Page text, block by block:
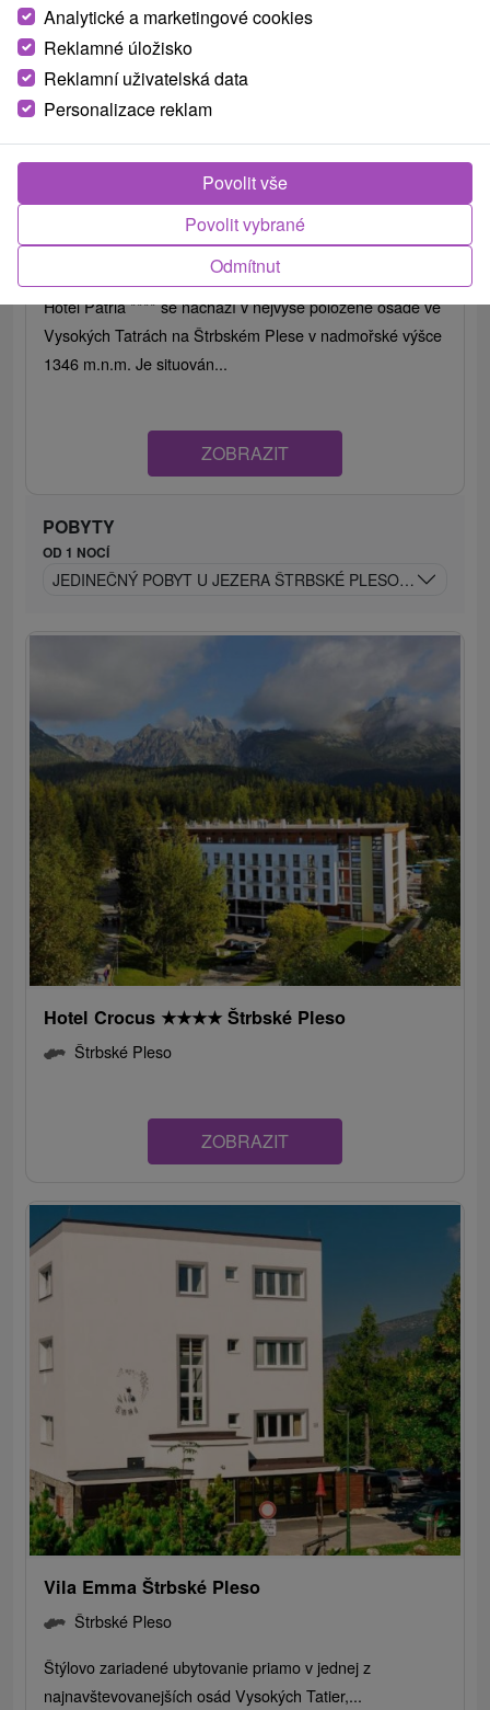
Hotel Patria★★★★Štrbské Pleso
Hotel Patria **** se nachází v nejvýše položené osadě ve
Vysokých Tatrách na Štrbském Plese v nadmořské výšce
1346 m.n.m. Je situován...
ZOBRAZIT
POBYTY
OD 1 NOCÍ
JEDINEČNÝ POBYT U JEZERA ŠTRBSKÉ PLESO: RELAX A
Hotel Crocus ★★★★ Štrbské Pleso
Štrbské Pleso
ZOBRAZIT
Vila Emma Štrbské Pleso
Štrbské Pleso
Štýlovo zariadené ubytovanie priamo v jednej z
najnavštevovanejších osád Vysokých Tatier,...
Analytické a marketingové cookies
Reklamné úložisko
Reklamní uživatelská data
Personalizace reklam
Odmítnut
Povolit vybrané
Povolit vše